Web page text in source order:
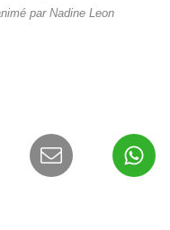
par Nadine Leon